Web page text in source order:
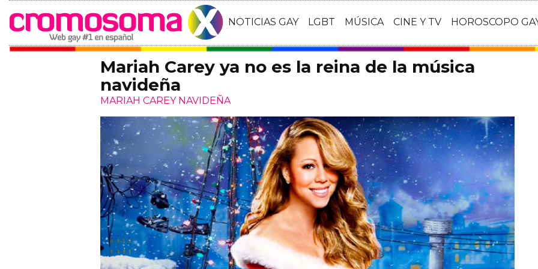
NOTICIAS GAY LGBT MÚSICA CINE Y TV HOROSCOPO
Mariah Carey ya no es la reina de la música
navideña
MARIAH CAREY NAVIDEÑA